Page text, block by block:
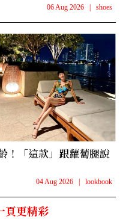
06 Aug 2026 shoes
！「這款」跟蘿蔔腿說
04 Aug 2026 lookbook
頁更精彩